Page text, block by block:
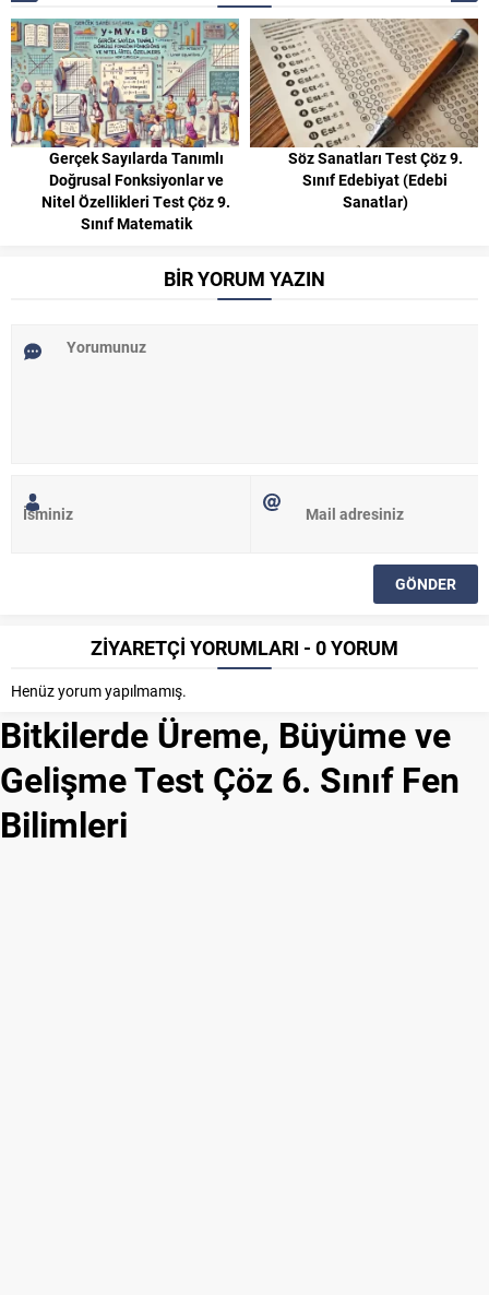
Gerçek Sayılarda Tanımlı
Doğrusal Fonksiyonlar ve
Nitel Özellikleri Test Çöz 9.
Sınıf Matematik
Söz Sanatları Test Çöz 9.
Sınıf Edebiyat (Edebi
Sanatlar)
BİR YORUM YAZIN
ZİYARETÇİ YORUMLARI - 0 YORUM
Henüz yorum yapılmamış.
Bitkilerde Üreme, Büyüme ve
Gelişme Test Çöz 6. Sınıf Fen
Bilimleri